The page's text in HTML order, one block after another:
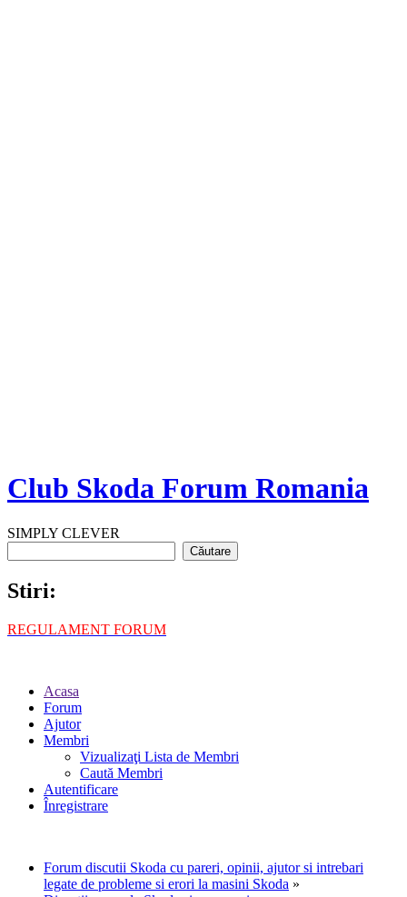
Club Skoda Forum Romania
SIMPLY CLEVER
Stiri:
REGULAMENT FORUM
Acasa
Forum
Ajutor
Membri
Vizualizaţi Lista de Membri
Caută Membri
Autentificare
Înregistrare
Forum discutii Skoda cu pareri, opinii, ajutor si intrebari
legate de probleme si erori la masini Skoda »